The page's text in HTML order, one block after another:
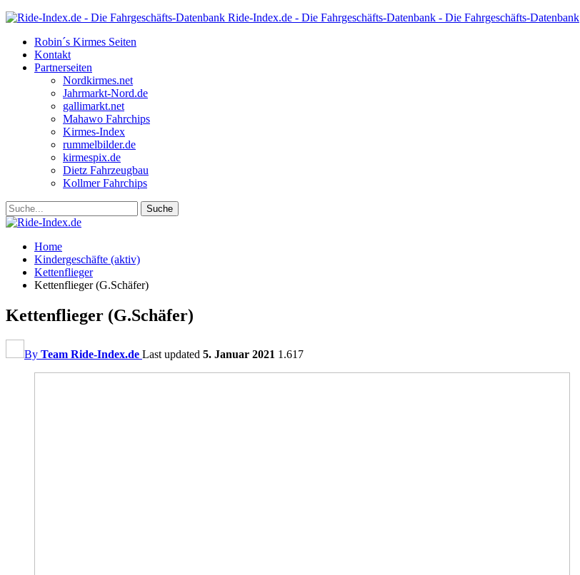
Ride-Index.de - Die Fahrgeschäfts-Datenbank - Die Fahrgeschäfts-Datenbank
Robin´s Kirmes Seiten
Kontakt
Partnerseiten
Nordkirmes.net
Jahrmarkt-Nord.de
gallimarkt.net
Mahawo Fahrchips
Kirmes-Index
rummelbilder.de
kirmespix.de
Dietz Fahrzeugbau
Kollmer Fahrchips
Home
Kindergeschäfte (aktiv)
Kettenflieger
Kettenflieger (G.Schäfer)
Kettenflieger (G.Schäfer)
By Team Ride-Index.de Last updated 5. Januar 2021 1.617